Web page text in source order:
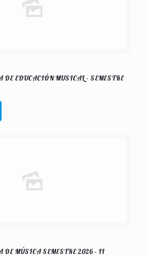
DE EDUCACIÓN MUSICAL – SEMESTRE
DE MÚSICA SEMESTRE 2026 – II